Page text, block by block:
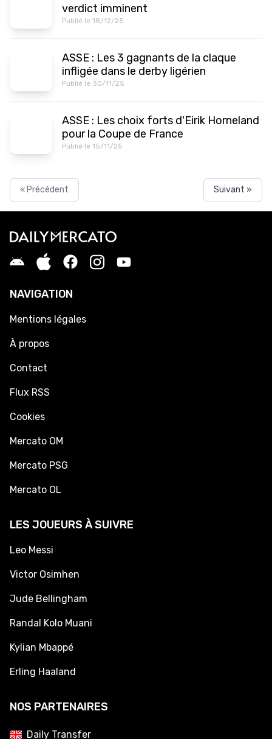
verdict imminent
Publié le 18/12/25
ASSE : Les 3 gagnants de la claque
infligée dans le derby ligérien
Publié le 30/11/25
ASSE : Les choix forts d'Eirik Horneland
pour la Coupe de France
Publié le 15/11/25
« Précédent Suivant »
NAVIGATION
Mentions légales
À propos
Contact
Flux RSS
Cookies
Mercato OM
Mercato PSG
Mercato OL
LES JOUEURS À SUIVRE
Leo Messi
Victor Osimhen
Jude Bellingham
Randal Kolo Muani
Kylian Mbappé
Erling Haaland
NOS PARTENAIRES
Daily Transfer